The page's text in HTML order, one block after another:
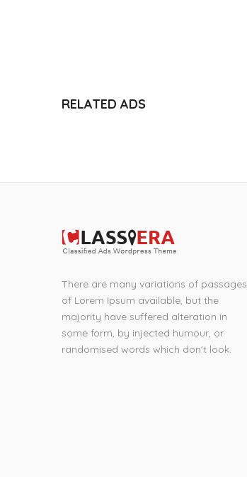
RELATED ADS
There are many variations of passages
of Lorem Ipsum available, but the
majority have suffered alteration in
some form, by injected humour, or
randomised words which don't look.